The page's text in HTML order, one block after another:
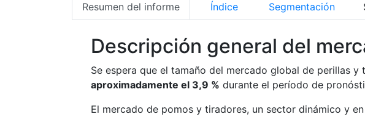
Resumen del informe Índice Segmentación
Descripción general del
Se espera que el tamaño del mercado global de perillas y
aproximadamente el 3,9 % durante el período de
El mercado de pomos y tiradores, un sector dinámico y